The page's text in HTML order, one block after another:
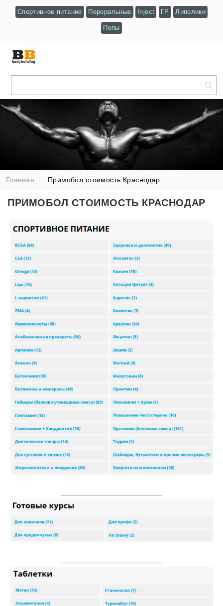
Спортивное питание Пероральные Inject ГР Липолики
Пепы
Главная Примобол стоимость Краснодар
ПРИМОБОЛ СТОИМОСТЬ КРАСНОДАР